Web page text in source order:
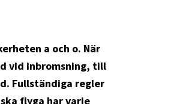
a och o. När
vid inbromsning, till
Fullständiga regler
flyga har varje